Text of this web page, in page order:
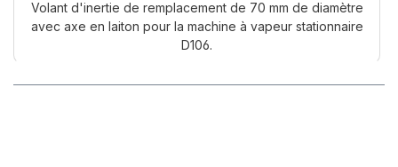
Volant d'inertie de remplacement de 70 mm de diamètre
avec axe en laiton pour la machine à vapeur stationnaire
D106.